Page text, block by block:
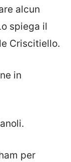
alcun
spiega il
Criscitiello.
in
per